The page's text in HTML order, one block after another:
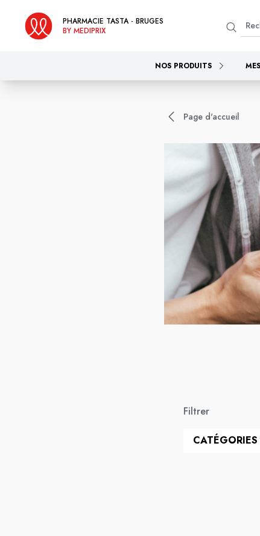
PHARMACIE TASTA - BRUGES
BY MEDIPRIX
NOS PRODUITS
Page d'accueil
Filtrer
CATÉGORIES